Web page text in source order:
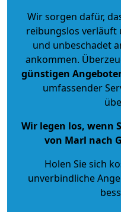
Wir sorgen dafür,
reibungslos verläuft
und unbeschadet
ankommen.
günstigen
umfassender
Wir legen los, wenn
von Marl nach
Holen Sie sich
unverbindliche